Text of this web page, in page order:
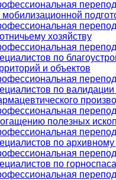
мобилизационной
хозяйству
по
и объектов
по
полезных
по архивному
по